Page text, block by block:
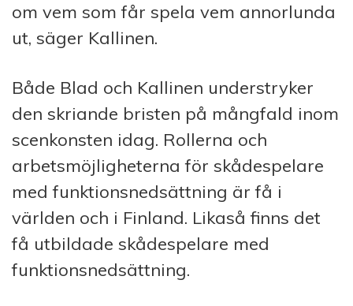
om vem som får spela vem annorlunda
ut, säger Kallinen.
Både Blad och Kallinen understryker
den skriande bristen på mångfald inom
scenkonsten idag. Rollerna och
arbetsmöjligheterna för skådespelare
med funktionsnedsättning är få i
världen och i Finland. Likaså finns det
få utbildade skådespelare med
funktionsnedsättning.